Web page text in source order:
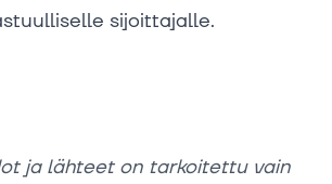
sijoittajalle.
ja lähteet on tarkoitettu vain